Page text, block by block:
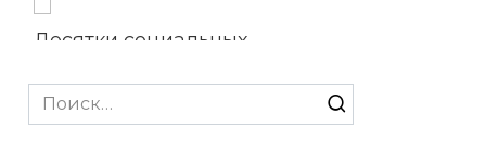
Десятки социальных
области за 5 лет воплотились
в федеральные законы
Search
for: